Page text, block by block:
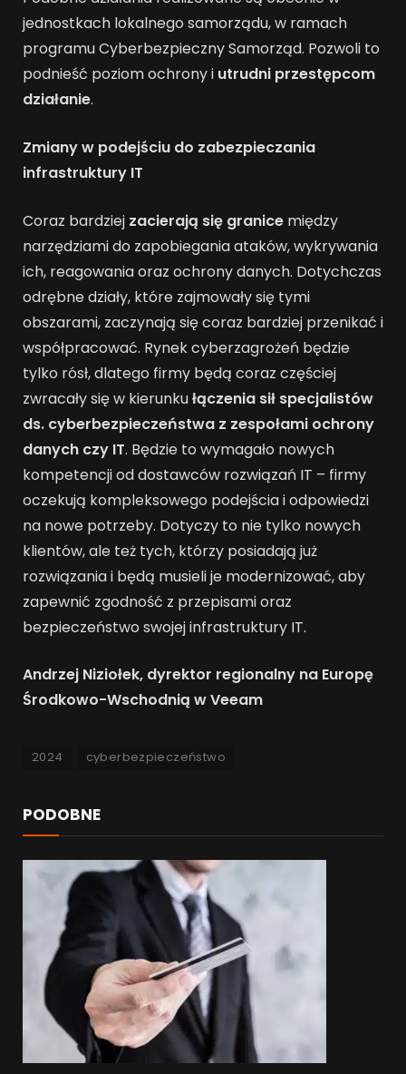
jednostkach lokalnego samorządu, w ramach
programu Cyberbezpieczny Samorząd. Pozwoli to
podnieść poziom ochrony i utrudni przestępcom
działanie.
Zmiany w podejściu do zabezpieczania
infrastruktury IT
Coraz bardziej zacierają się granice między
narzędziami do zapobiegania ataków, wykrywania
ich, reagowania oraz ochrony danych. Dotychczas
odrębne działy, które zajmowały się tymi
obszarami, zaczynają się coraz bardziej przenikać i
współpracować. Rynek cyberzagrożeń będzie
tylko rósł, dlatego firmy będą coraz częściej
zwracały się w kierunkułączenia sił specjalistów
ds. cyberbezpieczeństwa z zespołami ochrony
danych czy IT. Będzie to wymagało nowych
kompetencji od dostawców rozwiązań IT – firmy
oczekują kompleksowego podejścia i odpowiedzi
na nowe potrzeby. Dotyczy to nie tylko nowych
klientów, ale też tych, którzy posiadają już
rozwiązania i będą musieli je modernizować, aby
zapewnić zgodność z przepisami oraz
bezpieczeństwo swojej infrastruktury IT.
Andrzej Niziołek, dyrektor regionalny na Europę
Środkowo-Wschodnią w Veeam
2024 cyberbezpieczeństwo
PODOBNE